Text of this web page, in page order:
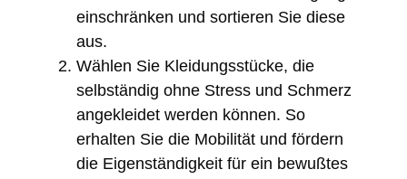
einschränken und sortieren Sie diese
aus.
Wählen Sie Kleidungsstücke, die
selbständig ohne Stress und Schmerz
angekleidet werden können. So
erhalten Sie die Mobilität und fördern
die Eigenständigkeit für ein bewußtes